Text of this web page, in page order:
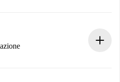
in anticipo.